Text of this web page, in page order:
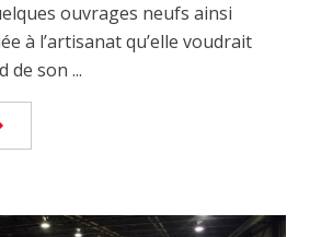
ouvrages neufs ainsi
à l’artisanat qu’elle voudrait
de son ...